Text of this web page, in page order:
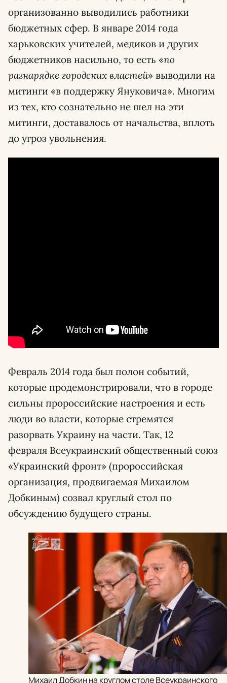
организованно выводились работники
бюджетных сфер. В январе 2014 года
харьковских учителей, медиков и других
бюджетников насильно, то есть «по
разнарядке городских властей» выводили на
митинги «в поддержку Януковича». Многим
из тех, кто сознательно не шел на эти
митинги, доставалось от начальства, вплоть
до угроз увольнения.
Февраль 2014 года был полон событий,
которые продемонстрировали, что в городе
сильны пророссийские настроения и есть
люди во власти, которые стремятся
разорвать Украину на части. Так, 12
февраля Всеукраинский общественный союз
«Украинский фронт» (пророссийская
организация, продвигаемая Михаилом
Добкиным) созвал круглый стол по
обсуждению будущего страны.
Михаил Добкин на круглом столе Всеукраинского